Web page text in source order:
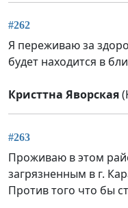
#262
Я переживаю за
будет находится в
Кристтна Яворская
#263
Проживаю в этом
загрязненным в г.
Против того что бы